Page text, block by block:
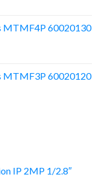
MTMF4P 60020130
MTMF3P 60020120
IP 2MP 1/2.8″